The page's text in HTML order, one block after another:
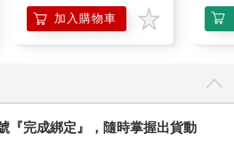
加入購物車
『完成綁定』，隨時掌握出貨動